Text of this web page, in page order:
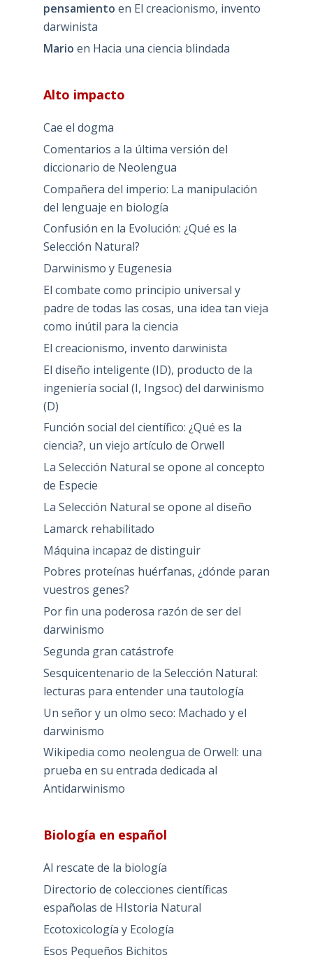
pensamiento en El creacionismo, invento
darwinista
Mario en Hacia una ciencia blindada
Alto impacto
Cae el dogma
Comentarios a la última versión del
diccionario de Neolengua
Compañera del imperio: La manipulación
del lenguaje en biología
Confusión en la Evolución: ¿Qué es la
Selección Natural?
Darwinismo y Eugenesia
El combate como principio universal y
padre de todas las cosas, una idea tan vieja
como inútil para la ciencia
El creacionismo, invento darwinista
El diseño inteligente (ID), producto de la
ingeniería social (I, Ingsoc) del darwinismo
(D)
Función social del científico: ¿Qué es la
ciencia?, un viejo artículo de Orwell
La Selección Natural se opone al concepto
de Especie
La Selección Natural se opone al diseño
Lamarck rehabilitado
Máquina incapaz de distinguir
Pobres proteínas huérfanas, ¿dónde paran
vuestros genes?
Por fin una poderosa razón de ser del
darwinismo
Segunda gran catástrofe
Sesquicentenario de la Selección Natural:
lecturas para entender una tautología
Un señor y un olmo seco: Machado y el
darwinismo
Wikipedia como neolengua de Orwell: una
prueba en su entrada dedicada al
Antidarwinismo
Biología en español
Al rescate de la biología
Directorio de colecciones científicas
españolas de HIstoria Natural
Ecotoxicología y Ecología
Esos Pequeños Bichitos